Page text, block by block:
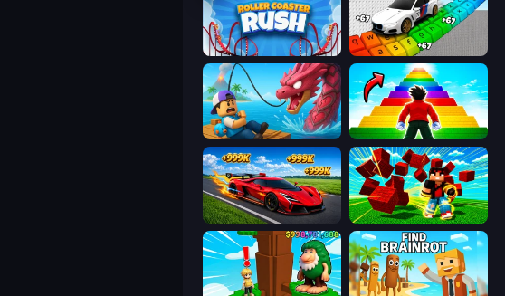
Roller Coaster Rush
Fish It Now Obby Highest Jump Ever
Robby Superhero